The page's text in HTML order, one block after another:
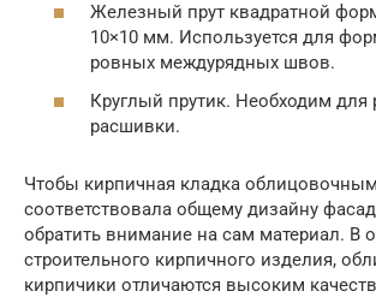
Железный прут квадратной
10×10 мм. Используется для
ровных междурядных швов.
Круглый прутик. Необходим для
расшивки.
Чтобы кирпичная кладка
соответствовала общему дизайну
обратить внимание на сам материал. В
строительного кирпичного изделия,
кирпичики отличаются высоким